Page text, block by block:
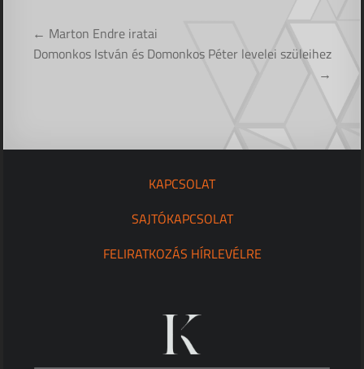
Bejegyzés
navigáció
← Marton Endre iratai
Domonkos István és Domonkos Péter levelei szüleihez
→
KAPCSOLAT
SAJTÓKAPCSOLAT
FELIRATKOZÁS HÍRLEVÉLRE